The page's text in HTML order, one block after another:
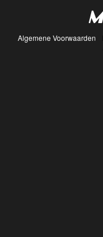
Algemene Voorwaarden